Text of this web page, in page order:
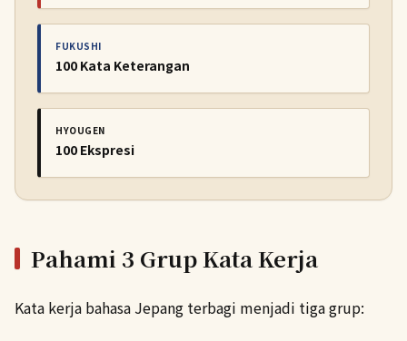
FUKUSHI
100 Kata Keterangan
HYOUGEN
100 Ekspresi
Pahami 3 Grup Kata Kerja
Kata kerja bahasa Jepang terbagi menjadi tiga grup: